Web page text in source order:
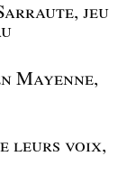
jeu
Mayenne,
leurs voix,